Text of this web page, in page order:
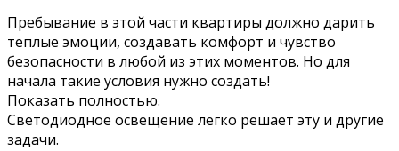
Пребывание в этой части квартиры должно дарить
теплые эмоции, создавать комфорт и чувство
безопасности в любой из этих моментов. Но для
начала такие условия нужно создать!
Показать полностью.
Светодиодное освещение легко решает эту и другие
задачи.